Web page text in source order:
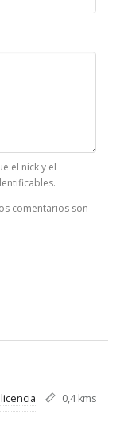
el nick y el
comentarios son
0,4 kms